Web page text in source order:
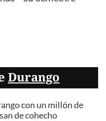
Durango
con un millón de
de cohecho